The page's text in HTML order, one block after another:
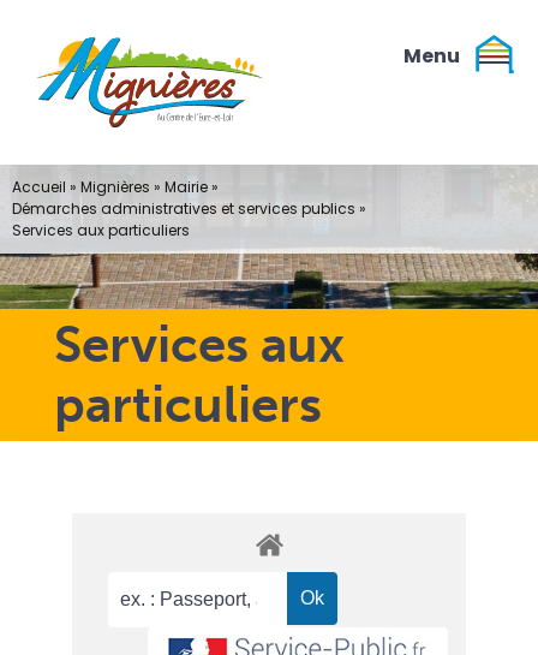
contenu
Services aux
particuliers
Accueil » Mignières » Mairie»
Démarches administratives et services publics »
Services aux particuliers